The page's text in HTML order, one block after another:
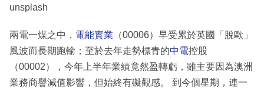
unsplash
兩電一煤之中， 電能實業 （00006）早受累於英國「脫歐」
風波而長期跑輸；至於去年走勢標青的中電控股
（00002），今年上半年業績竟然盈轉虧，雖主要因為澳洲
業務商譽減值影響，但始終有礙觀感。 到今個星期，連一